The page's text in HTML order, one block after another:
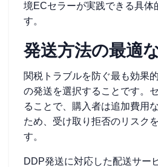
境ECセラーが実践できる具体
す。
発送方法の最適
関税トラブルを防ぐ最も効果
の発送を選択することです。
ることで、購入者は追加費用
ため、受け取り拒否のリスク
す。
DDP発送に対応した配送サー